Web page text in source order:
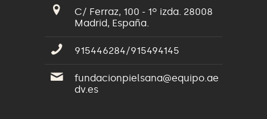
C/ Ferraz, 100 - 1º izda. 28008
Madrid, España.
915446284/915494145
fundacionpielsana@equipo.ae
dv.es